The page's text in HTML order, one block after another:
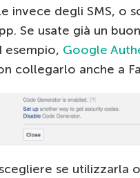
invece degli SMS, o
Se usate già un
esempio, Google
collegarlo anche a
se utilizzarla